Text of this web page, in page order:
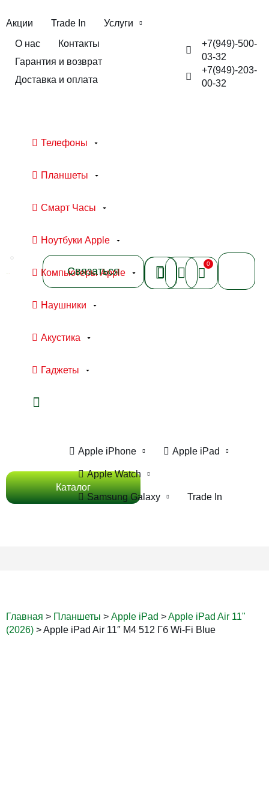
Акции Trade In
Услуги
О нас
Контакты
Гарантия и возврат
Доставка и оплата
+7(949)-500-
03-32
+7(949)-203-
00-32
Телефоны
Планшеты
Смарт Часы
Ноутбуки Apple
Компьютеры Apple
Наушники
Акустика
Гаджеты
Связаться
0
Каталог
Apple iPhone Apple iPad
Apple Watch
Samsung Galaxy Trade In
Главная > Планшеты > Apple iPad >Apple iPad Air 11"
(2026) >Apple iPad Air 11″ M4 512 Гб Wi-Fi Blue